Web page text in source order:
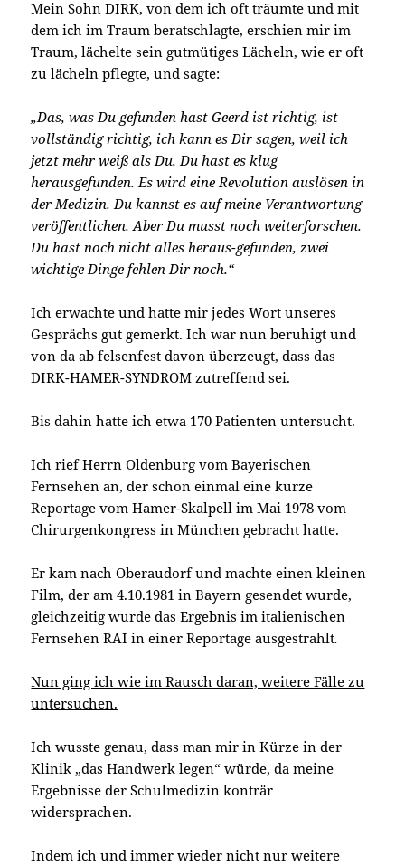
Mein Sohn DIRK, von dem ich oft träumte und mit
dem ich im Traum beratschlagte, erschien mir im
Traum, lächelte sein gutmütiges Lächeln, wie er oft
zu lächeln pflegte, und sagte:
„Das, was Du gefunden hast Geerd ist richtig, ist
vollständig richtig, ich kann es Dir sagen, weil ich
jetzt mehr weiß als Du, Du hast es klug
herausgefunden. Es wird eine Revolution auslösen in
der Medizin. Du kannst es auf meine Verantwortung
veröffentlichen. Aber Du musst noch weiterforschen.
Du hast noch nicht alles heraus-gefunden, zwei
wichtige Dinge fehlen Dir noch.“
Ich erwachte und hatte mir jedes Wort unseres
Gesprächs gut gemerkt. Ich war nun beruhigt und
von da ab felsenfest davon überzeugt, dass das
DIRK-HAMER-SYNDROM zutreffend sei.
Bis dahin hatte ich etwa 170 Patienten untersucht.
Ich rief HerrnOldenburg vom Bayerischen
Fernsehen an, der schon einmal eine kurze
Reportage vom Hamer-Skalpell im Mai 1978 vom
Chirurgenkongress in München gebracht hatte.
Er kam nach Oberaudorf und machte einen kleinen
Film, der am 4.10.1981 in Bayern gesendet wurde,
gleichzeitig wurde das Ergebnis im italienischen
Fernsehen RAI in einer Reportage ausgestrahlt.
Nun ging ich wie im Rausch daran, weitere Fälle zu
untersuchen.
Ich wusste genau, dass man mir in Kürze in der
Klinik „das Handwerk legen“ würde, da meine
Ergebnisse der Schulmedizin konträr
widersprachen.
Indem ich und immer wieder nicht nur weitere